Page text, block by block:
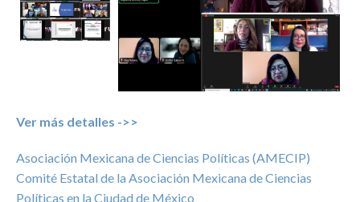
Ver más detalles ->>
Asociación Mexicana de Ciencias Políticas (AMECIP)
Comité Estatal de la Asociación Mexicana de Ciencias
Políticas en la Ciudad de México